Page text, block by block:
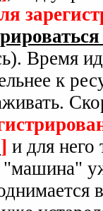
Время
к
] и для него